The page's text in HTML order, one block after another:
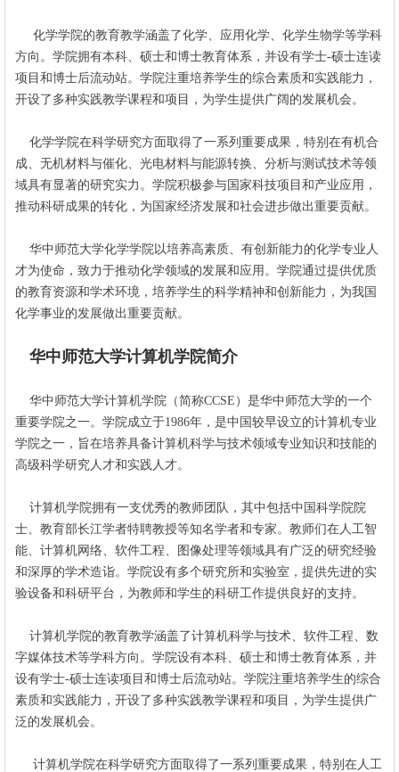
化学学院的教育教学涵盖了化学、应用化学、化学生物学等学科
方向。学院拥有本科、硕士和博士教育体系，并设有学士-硕士连读
项目和博士后流动站。学院注重培养学生的综合素质和实践能力，
开设了多种实践教学课程和项目，为学生提供广阔的发展机会。
化学学院在科学研究方面取得了一系列重要成果，特别在有机合
成、无机材料与催化、光电材料与能源转换、分析与测试技术等领
域具有显著的研究实力。学院积极参与国家科技项目和产业应用，
推动科研成果的转化，为国家经济发展和社会进步做出重要贡献。
华中师范大学化学学院以培养高素质、有创新能力的化学专业人
才为使命，致力于推动化学领域的发展和应用。学院通过提供优质
的教育资源和学术环境，培养学生的科学精神和创新能力，为我国
化学事业的发展做出重要贡献。
华中师范大学计算机学院简介
华中师范大学计算机学院（简称CCSE）是华中师范大学的一个
重要学院之一。学院成立于1986年，是中国较早设立的计算机专业
学院之一，旨在培养具备计算机科学与技术领域专业知识和技能的
高级科学研究人才和实践人才。
计算机学院拥有一支优秀的教师团队，其中包括中国科学院院
士、教育部长江学者特聘教授等知名学者和专家。教师们在人工智
能、计算机网络、软件工程、图像处理等领域具有广泛的研究经验
和深厚的学术造诣。学院设有多个研究所和实验室，提供先进的实
验设备和科研平台，为教师和学生的科研工作提供良好的支持。
计算机学院的教育教学涵盖了计算机科学与技术、软件工程、数
字媒体技术等学科方向。学院设有本科、硕士和博士教育体系，并
设有学士-硕士连读项目和博士后流动站。学院注重培养学生的综合
素质和实践能力，开设了多种实践教学课程和项目，为学生提供广
泛的发展机会。
计算机学院在科学研究方面取得了一系列重要成果，特别在人工